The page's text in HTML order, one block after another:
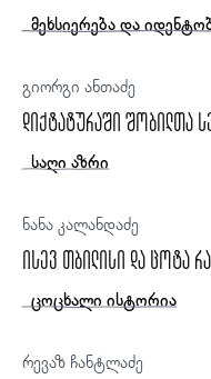
მეხსიერება და
გიორგი ანთაძე
დიქტატურაში შობილთა
საღი აზრი
ნანა კალანდაძე
ისევ თბილისი და ცოტა
ცოცხალი ისტორია
რევაზ ჩანტლაძე